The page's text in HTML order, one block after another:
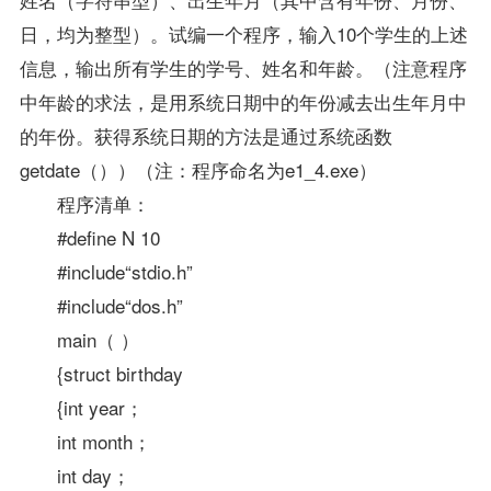
日，均为整型）。试编一个程序，输入10个学生的上述
信息，输出所有学生的学号、姓名和年龄。（注意程序
中年龄的求法，是用系统日期中的年份减去出生年月中
的年份。获得系统日期的方法是通过系统函数
getdate（））（注：程序命名为e1_4.exe）
程序清单：
#define N 10
#include“stdio.h”
#include“dos.h”
main（ ）
{struct birthday
{int year；
int month；
int day；